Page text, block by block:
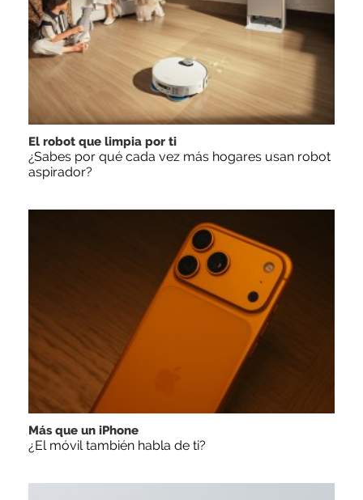
El robot que limpia por ti
¿Sabes por qué cada vez más hogares usan robot
aspirador?
Más que un iPhone
¿El móvil también habla de ti?